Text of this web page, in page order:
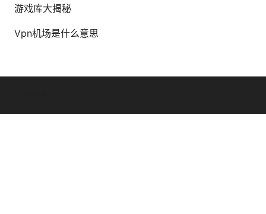
游戏库大揭秘
Vpn机场是什么意思